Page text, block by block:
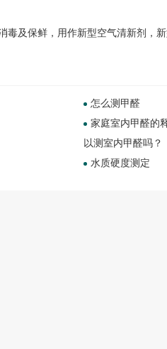
毒及保鲜，用作新型空气清新剂，新
怎么测甲醛
家庭室内甲醛的
以测室内甲醛吗？
水质硬度测定